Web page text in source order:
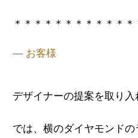
＊＊＊＊＊＊＊＊＊＊＊＊
— お客様
デザイナーの提案を取り入
では、横のダイヤモンド